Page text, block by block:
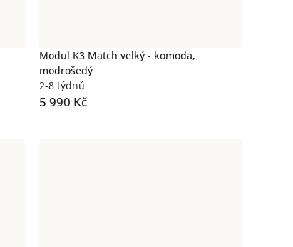
Modul K3 Match velký - komoda,
modrošedý
2-8 týdnů
5 990 Kč